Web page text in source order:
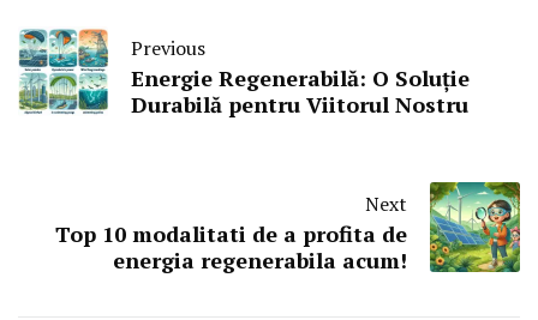
Previous
Energie Regenerabilă: O Soluție
Durabilă pentru Viitorul Nostru
Next
Top 10 modalitati de a profita de
energia regenerabila acum!